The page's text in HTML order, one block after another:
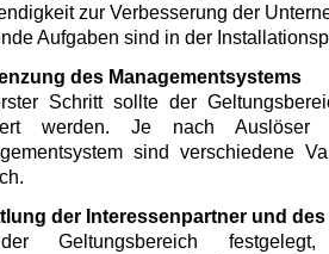
zur Verbesserung der
Aufgaben sind in der
des Managementsystems
Schritt sollte der
werden. Je nach
sind verschiedene
der Interessenpartner und
Geltungsbereich